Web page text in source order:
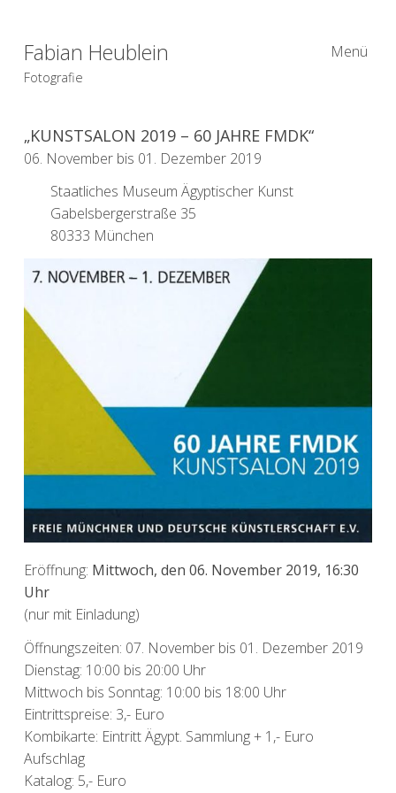
Fabian Heublein
Fotografie
Menü
„KUNSTSALON 2019 – 60 JAHRE FMDK“
06. November bis 01. Dezember 2019
Staatliches Museum Ägyptischer Kunst
Gabelsbergerstraße 35
80333 München
Eröffnung: Mittwoch, den 06. November 2019, 16:30
Uhr
(nur mit Einladung)
Öffnungszeiten: 07. November bis 01. Dezember 2019
Dienstag: 10:00 bis 20:00 Uhr
Mittwoch bis Sonntag: 10:00 bis 18:00 Uhr
Eintrittspreise: 3,- Euro
Kombikarte: Eintritt Ägypt. Sammlung + 1,- Euro
Aufschlag
Katalog: 5,- Euro